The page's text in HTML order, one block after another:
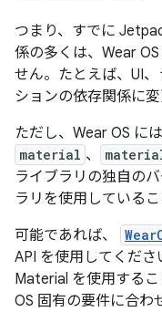
つまり、すでに
係の多くは、Wear
せん。たとえば、UI
ションの依存関係に変
ただし、Wear OS には
material 、
ライブラリの独自の
ラリを使用している
可能であれば、
API を使用してくだ
Material を使用する
OS 固有の要件に合わ